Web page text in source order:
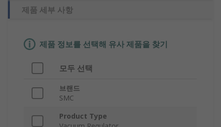
제품 세부 사항
제품 정보를 선택해 유사 제품을 찾기
모두 선택
브랜드
SMC
Product Type